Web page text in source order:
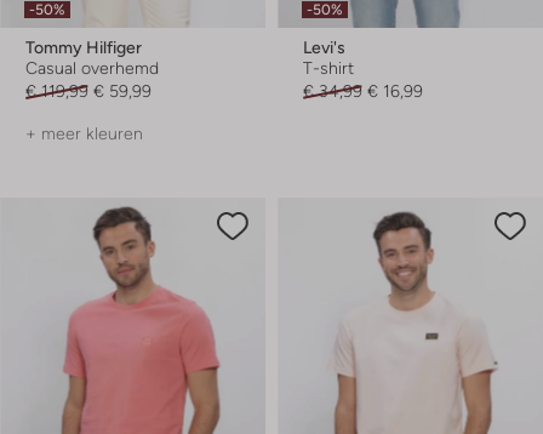
-50%
Tommy Hilfiger
Casual overhemd
€ 119,99 € 59,99
+ meer kleuren
-50%
Levi's
T-shirt
€ 34,99 € 16,99